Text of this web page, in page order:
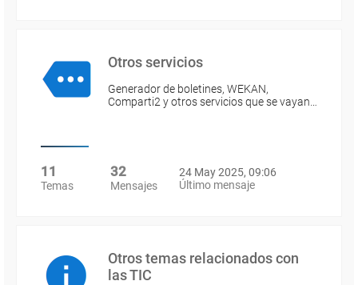
Otros servicios
Generador de boletines, WEKAN,
Comparti2 y otros servicios que se vayan…
11
Temas
32
Mensajes
24 May 2025, 09:06
Último mensaje
Otros temas relacionados con
las TIC